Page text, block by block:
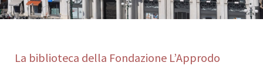
La biblioteca della Fondazione L’Approdo